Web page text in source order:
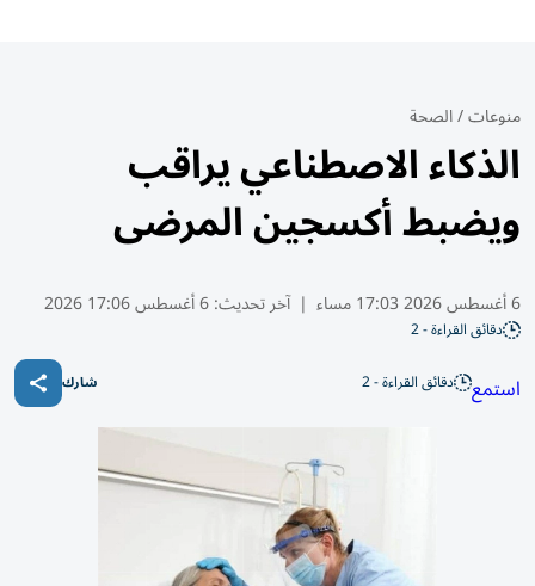
منوعات/الصحة
الذكاء الاصطناعي يراقب
ويضبط أكسجين المرضى
6 أغسطس 2026 17:03 مساء | آخر تحديث:6 أغسطس 17:06 2026
دقائق القراءة - 2
استمع دقائق القراءة - 2 شارك